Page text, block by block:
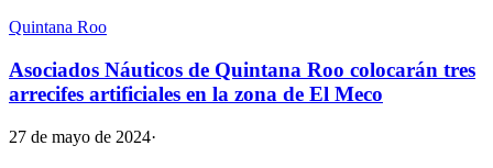
Quintana Roo
Asociados Náuticos de Quintana Roo colocarán tres
arrecifes artificiales en la zona de El Meco
27 de mayo de 2024·